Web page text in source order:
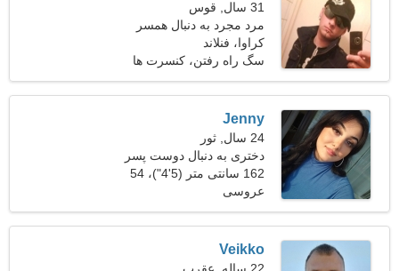
31 سال, قوس
مرد مجرد به دنبال همسر
کراوا، فنلاند
سگ راه رفتن، کنسرت ها
Jenny
24 سال, ثور
دختری به دنبال دوست پسر
162 سانتی متر (5'4")، 54
کیلوگرم (119 پوند)
عروسی
Veikko